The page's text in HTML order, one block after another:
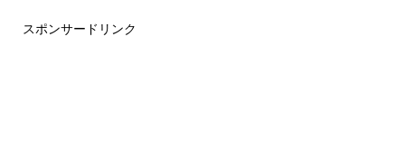
スポンサードリンク